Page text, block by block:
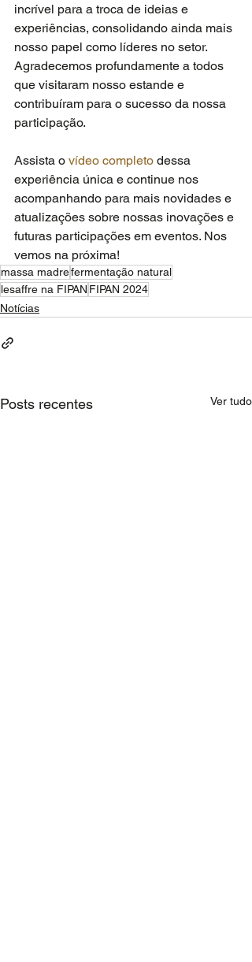
incrível para a troca de ideias e
experiências, consolidando ainda mais
nosso papel como líderes no setor.
Agradecemos profundamente a todos
que visitaram nosso estande e
contribuíram para o sucesso da nossa
participação.
Assista o vídeo completo dessa
experiência única e continue nos
acompanhando para mais novidades e
atualizações sobre nossas inovações e
futuras participações em eventos. Nos
vemos na próxima!
massa madrefermentação natural
lesaffre na FIPAN FIPAN 2024
Notícias
Posts recentes Ver tudo